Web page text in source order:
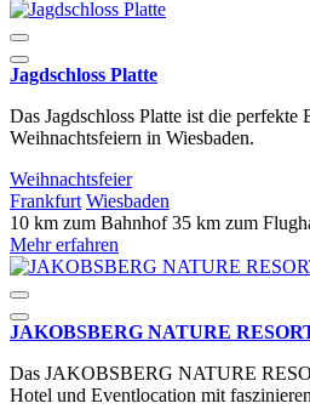
Jagdschloss Platte
Das Jagdschloss Platte ist die perfekte
Weihnachtsfeiern in Wiesbaden.
Weihnachtsfeier
Frankfurt Wiesbaden
10 km zum Bahnhof35 km zum
Mehr erfahren
JAKOBSBERG NATURE
Das JAKOBSBERG NATURE
Hotel und Eventlocation mit